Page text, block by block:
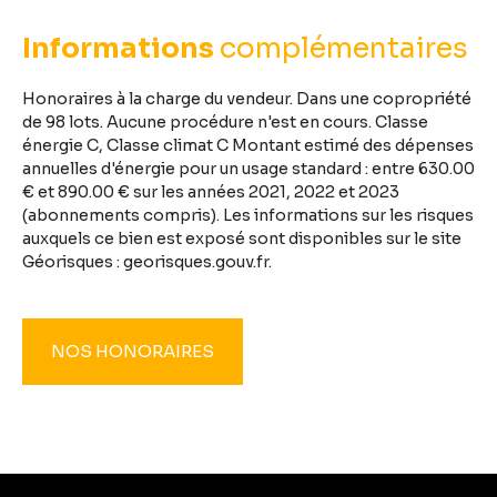
Informations complémentaires
Honoraires à la charge du vendeur. Dans une copropriété
de 98 lots. Aucune procédure n'est en cours. Classe
énergie C, Classe climat C Montant estimé des dépenses
annuelles d'énergie pour un usage standard : entre 630.00
€ et 890.00 € sur les années 2021, 2022 et 2023
(abonnements compris). Les informations sur les risques
auxquels ce bien est exposé sont disponibles sur le site
Géorisques : georisques.gouv.fr.
NOS HONORAIRES